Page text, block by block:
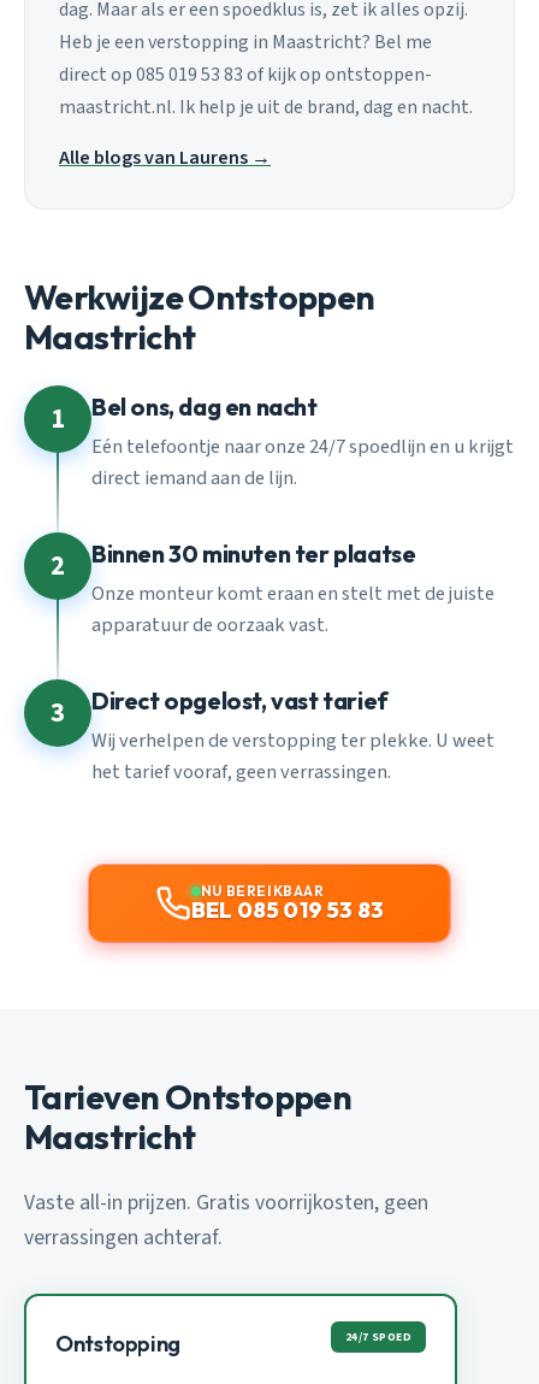
dag. Maar als er een spoedklus is, zet ik alles opzij.
Heb je een verstopping in Maastricht? Bel me
direct op 085 019 53 83 of kijk op ontstoppen-
maastricht.nl. Ik help je uit de brand, dag en nacht.
Alle blogs van Laurens →
Werkwijze Ontstoppen
Maastricht
1 Bel ons, dag en nacht
Eén telefoontje naar onze 24/7 spoedlijn en u krijgt
direct iemand aan de lijn.
2 Binnen 30 minuten ter plaatse
Onze monteur komt eraan en stelt met de juiste
apparatuur de oorzaak vast.
3 Direct opgelost, vast tarief
Wij verhelpen de verstopping ter plekke. U weet
het tarief vooraf, geen verrassingen.
NU BEREIKBAAR
BEL 085 019 53 83
Tarieven Ontstoppen
Maastricht
Vaste all-in prijzen. Gratis voorrijkosten, geen
verrassingen achteraf.
Ontstopping 24/7 SPOED